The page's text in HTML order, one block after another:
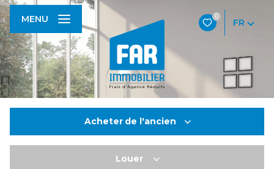
0
FR
MENU
Acheter de l'ancien
Louer